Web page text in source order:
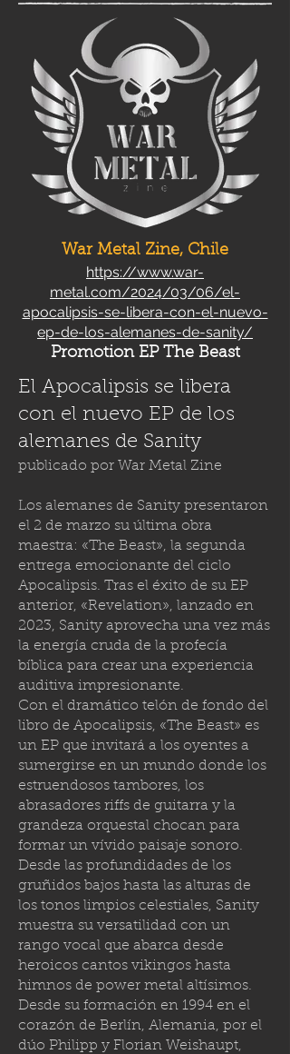
War Metal Zine, Chile
https://www.war-
metal.com/2024/03/06/el-
apocalipsis-se-libera-con-el-nuevo-
ep-de-los-alemanes-de-sanity/
Promotion EP The Beast
El Apocalipsis se libera
con el nuevo EP de los
alemanes de Sanity
publicado por War Metal Zine
Los alemanes de Sanity presentaron
el 2 de marzo su última obra
maestra: «The Beast», la segunda
entrega emocionante del ciclo
Apocalipsis. Tras el éxito de su EP
anterior, «Revelation», lanzado en
2023, Sanity aprovecha una vez más
la energía cruda de la profecía
bíblica para crear una experiencia
auditiva impresionante.
Con el dramático telón de fondo del
libro de Apocalipsis, «The Beast» es
un EP que invitará a los oyentes a
sumergirse en un mundo donde los
estruendosos tambores, los
abrasadores riffs de guitarra y la
grandeza orquestal chocan para
formar un vívido paisaje sonoro.
Desde las profundidades de los
gruñidos bajos hasta las alturas de
los tonos limpios celestiales, Sanity
muestra su versatilidad con un
rango vocal que abarca desde
heroicos cantos vikingos hasta
himnos de power metal altísimos.
Desde su formación en 1994 en el
corazón de Berlín, Alemania, por el
dúo Philipp y Florian Weishaupt,